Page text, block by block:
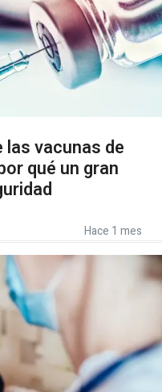
vacunas de
qué un gran
Hace 1 mes